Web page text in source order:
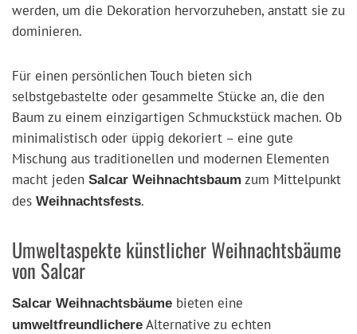
werden, um die Dekoration hervorzuheben, anstatt sie zu
dominieren.
Für einen persönlichen Touch bieten sich
selbstgebastelte oder gesammelte Stücke an, die den
Baum zu einem einzigartigen Schmuckstück machen. Ob
minimalistisch oder üppig dekoriert – eine gute
Mischung aus traditionellen und modernen Elementen
macht jeden Salcar Weihnachtsbaum zum Mittelpunkt
des Weihnachtsfests.
Umweltaspekte künstlicher Weihnachtsbäume
von Salcar
Salcar Weihnachtsbäume bieten eine
umweltfreundlichere Alternative zu echten